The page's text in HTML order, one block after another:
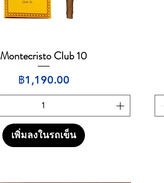
ดูข้อมูลด่วน
Montecristo Club 10
ราคา
฿1,190.00
เพิ่มลงในรถเข็น